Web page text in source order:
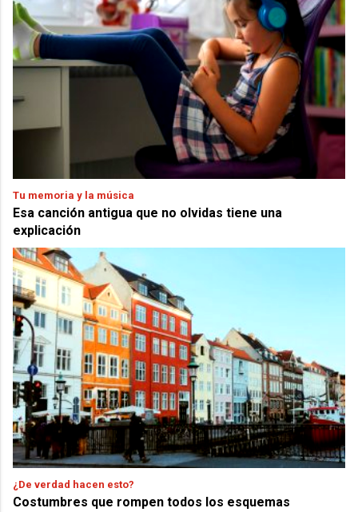
Tu memoria y la música
Esa canción antigua que no olvidas tiene una
explicación
¿De verdad hacen esto?
Costumbres que rompen todos los esquemas